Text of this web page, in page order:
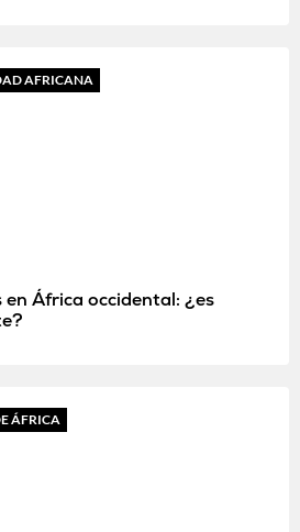
AFRICANA
África occidental: ¿es
ÁFRICA